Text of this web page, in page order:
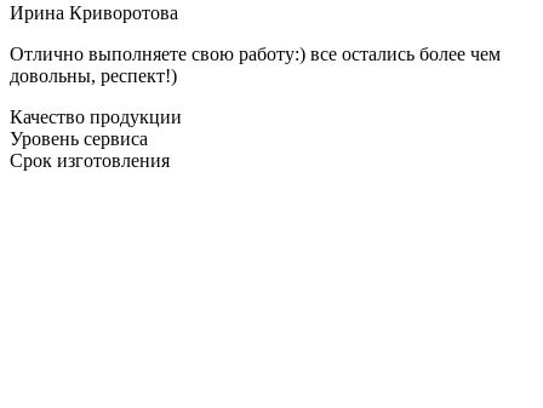
Ирина Криворотова
Отлично выполняете свою работу:) все остались более чем
довольны, респект!)
Качество продукции
Уровень сервиса
Срок изготовления